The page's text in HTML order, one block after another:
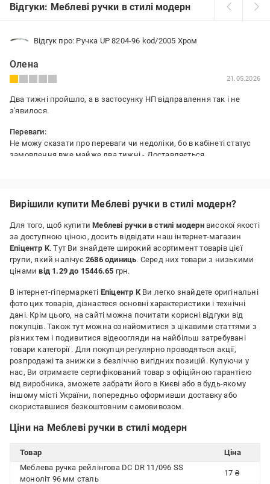
Відгуки: Меблеві ручки в стилі модерн
Відгук про: Ручка UP 8204-96 kod/2005 Хром
Олена
21.05.2026
Два тижні пройшло, а в застосунку НП відправлення так і не
з'явилося.
Переваги:
Не можу сказати про переваги чи недоліки, бо в кабінеті статус
замовлення вже майже два тижні - Доставляється.
Вирішили купити Меблеві ручки в стилі модерн?
Для того, щоб купитиМеблеві ручки в стилі модернвисокої якості
за доступною ціною, досить відвідати наш інтернет-магазин
Епіцентр К. Тут Ви знайдете широкий асортимент товарів цієї
групи, який налічує 2686 одиниць. Серед них товари з низькими
цінамивід 1.29 до 15446.65 грн.
В інтернет-гіпермаркеті Епіцентр КВи легко знайдете оригінальні
фото цих товарів, дізнаєтеся основні характеристики і технічні
дані. Крім цього, на сайті можна почитати корисні відгуки від
покупців. Також тут можна ознайомитися з цікавими статтями з
різних тем і подивитися відеоогляди на найбільш затребувані
товари категорії . Для покупця регулярно проводяться акції,
розпродажі та знижки з безліччю вигідних позицій. Купуючи у
нас, Ви отримаєте сертифікований товар з офіційною гарантією
від виробника, зможете забрати його в Києві або в будь-якому
іншому місті України, попередньо оформивши доставку або
скориставшися безкоштовним самовивозом.
Ціни на Меблеві ручки в стилі модерн
Товар
Ціна
Меблева ручка рейлінгова DC DR 11/096 SS
моноліт 96 мм сталь
17 ₴